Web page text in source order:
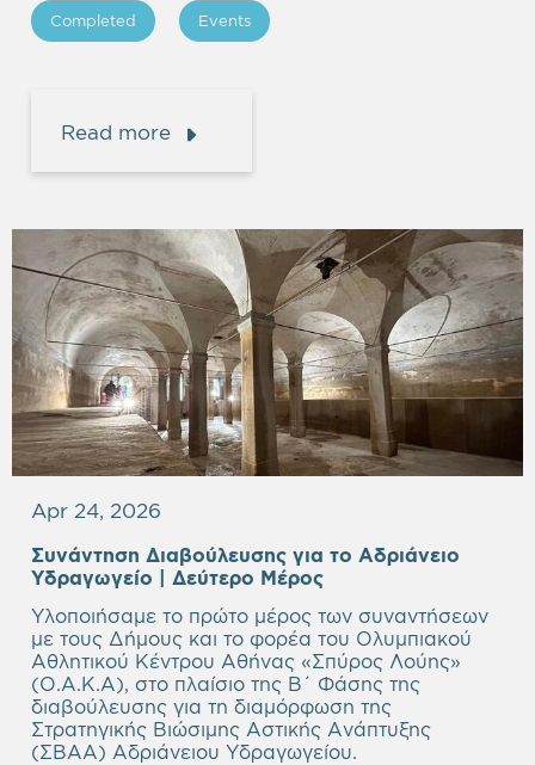
Completed Events
Read more
Apr 24, 2026
Συνάντηση Διαβούλευσης για το Αδριάνειο
Υδραγωγείο | Δεύτερο Μέρος
Υλοποιήσαμε το πρώτο μέρος των συναντήσεων
με τους Δήμους και το φορέα του Ολυμπιακού
Αθλητικού Κέντρου Αθήνας «Σπύρος Λούης»
(Ο.Α.Κ.Α), στο πλαίσιο της Β΄ Φάσης της
διαβούλευσης για τη διαμόρφωση της
Στρατηγικής Βιώσιμης Αστικής Ανάπτυξης
(ΣΒΑΑ) Αδριάνειου Υδραγωγείου.